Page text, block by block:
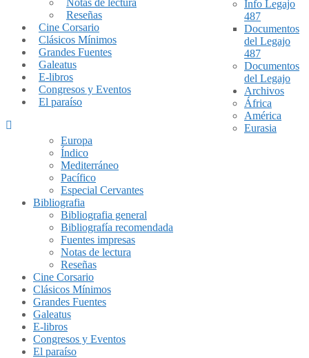
Notas de lectura
Reseñas
Cine Corsario
Clásicos Mínimos
Grandes Fuentes
Galeatus
E-libros
Congresos y Eventos
El paraíso
Info Legajo
487
Documentos
del Legajo
487
Documentos
del Legajo
Archivos
África
América
Eurasia
Europa
Índico
Mediterráneo
Pacífico
Especial Cervantes
Bibliografia
Bibliografia general
Bibliografía recomendada
Fuentes impresas
Notas de lectura
Reseñas
Cine Corsario
Clásicos Mínimos
Grandes Fuentes
Galeatus
E-libros
Congresos y Eventos
El paraíso